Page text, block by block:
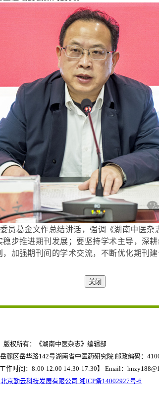
葛金文作总结讲话，强调《湖南中医杂
步推进期刊发展；要坚持学术主导，深
加强期刊间的学术交流，不断优化期刊
版权所有：《湖南中医杂志》编辑部
麓区岳华路142号湖南省中医药研究院 邮政编码：
作时间：8:00-12:00 14:30-17:30】 Email：
北京勤云科技发展有限公司 湘ICP备14002927号-6